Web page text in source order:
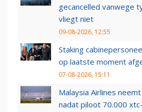
gecancelled vanwege
vliegt niet
09-08-2026, 12:55
Staking
op laatste moment
07-08-2026, 15:11
Malaysia Airlines
nadat piloot 70.000